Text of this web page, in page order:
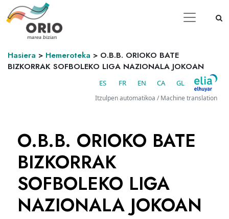
Hasiera > Hemeroteka > O.B.B. ORIOKO BATE
BIZKORRAK SOFBOLEKO LIGA NAZIONALA JOKOAN
ES FR EN CA GL
Itzulpen automatikoa / Machine translation
O.B.B. ORIOKO BATE
BIZKORRAK
SOFBOLEKO LIGA
NAZIONALA JOKOAN